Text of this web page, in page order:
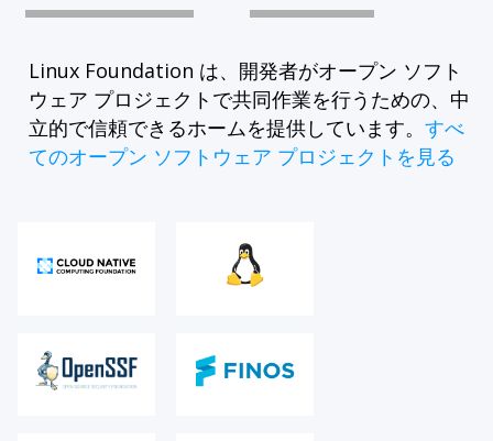
Linux Foundation は、開発者がオープン ソフト
ウェア プロジェクトで共同作業を行うための、中
立的で信頼できるホームを提供しています。 すべ
てのオープン ソフトウェア プロジェクトを見る